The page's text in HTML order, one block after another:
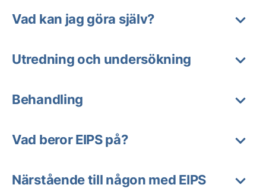
Vad kan jag göra själv?
Utredning och undersökning
Behandling
Vad beror EIPS på?
Närstående till någon med EIPS